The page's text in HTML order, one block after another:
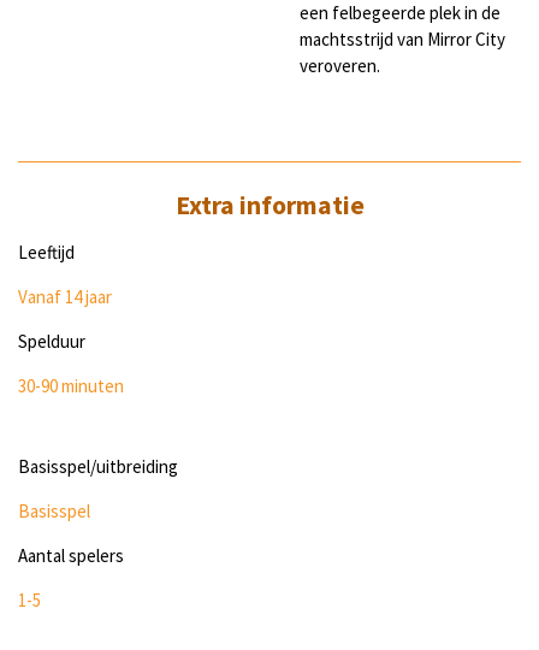
een felbegeerde plek in de
machtsstrijd van Mirror City
veroveren.
Extra informatie
Leeftijd
Vanaf 14 jaar
Spelduur
30-90 minuten
Basisspel/uitbreiding
Basisspel
Aantal spelers
1-5